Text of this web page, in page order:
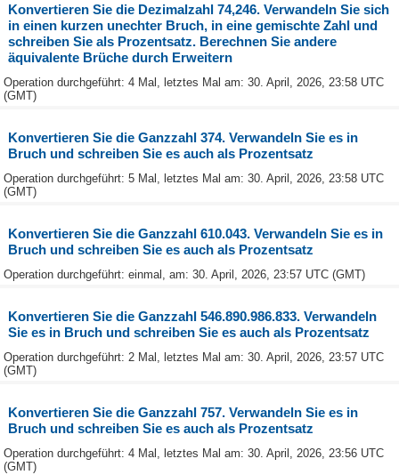
Konvertieren Sie die Dezimalzahl 74,246. Verwandeln Sie sich
in einen kurzen unechter Bruch, in eine gemischte Zahl und
schreiben Sie als Prozentsatz. Berechnen Sie andere
äquivalente Brüche durch Erweitern
Operation durchgeführt: 4 Mal, letztes Mal am: 30. April, 2026, 23:58 UTC
(GMT)
Konvertieren Sie die Ganzzahl 374. Verwandeln Sie es in
Bruch und schreiben Sie es auch als Prozentsatz
Operation durchgeführt: 5 Mal, letztes Mal am: 30. April, 2026, 23:58 UTC
(GMT)
Konvertieren Sie die Ganzzahl 610.043. Verwandeln Sie es in
Bruch und schreiben Sie es auch als Prozentsatz
Operation durchgeführt: einmal, am: 30. April, 2026, 23:57 UTC (GMT)
Konvertieren Sie die Ganzzahl 546.890.986.833. Verwandeln
Sie es in Bruch und schreiben Sie es auch als Prozentsatz
Operation durchgeführt: 2 Mal, letztes Mal am: 30. April, 2026, 23:57 UTC
(GMT)
Konvertieren Sie die Ganzzahl 757. Verwandeln Sie es in
Bruch und schreiben Sie es auch als Prozentsatz
Operation durchgeführt: 4 Mal, letztes Mal am: 30. April, 2026, 23:56 UTC
(GMT)